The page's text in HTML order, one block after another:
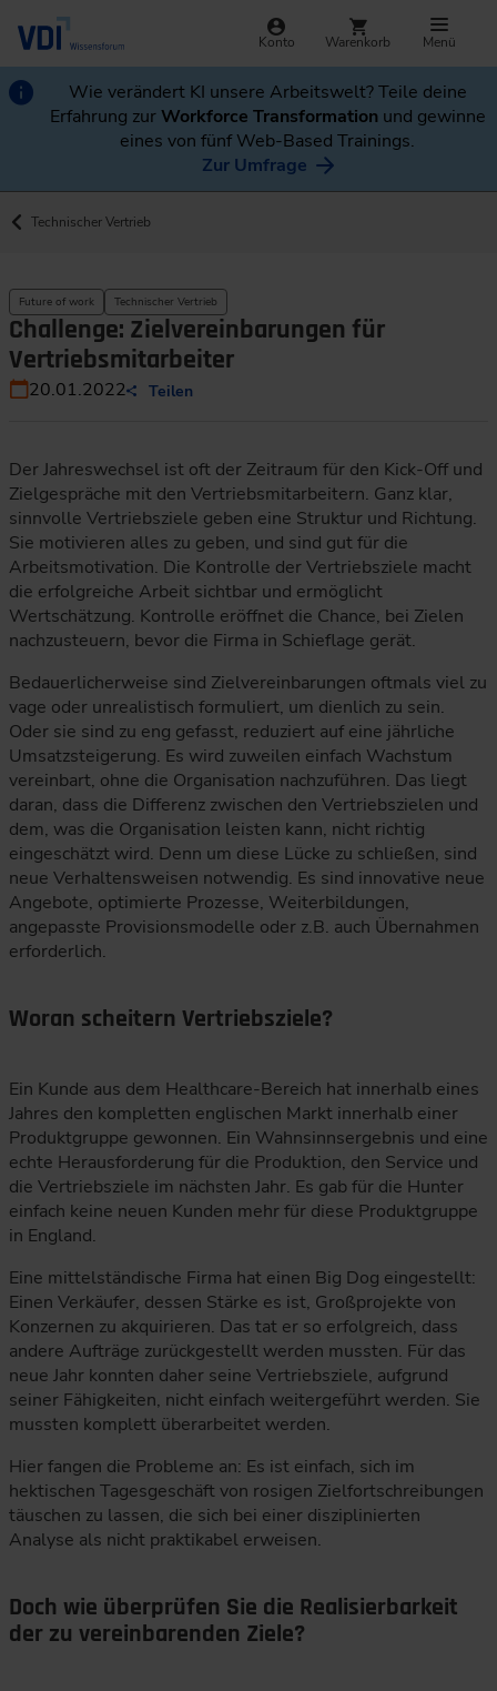
Konto Warenkorb Menü
Wie verändert KI unsere Arbeitswelt? Teile deine
Erfahrung zurWorkforce Transformation und gewinne
eines von fünf Web-Based Trainings.
Zur Umfrage
Technischer Vertrieb
Future of work Technischer Vertrieb
Challenge: Zielvereinbarungen für
Vertriebsmitarbeiter
20.01.2022 Teilen
Der Jahreswechsel ist oft der Zeitraum für den Kick-Off und
Zielgespräche mit den Vertriebsmitarbeitern. Ganz klar,
sinnvolle Vertriebsziele geben eine Struktur und Richtung.
Sie motivieren alles zu geben, und sind gut für die
Arbeitsmotivation. Die Kontrolle der Vertriebsziele macht
die erfolgreiche Arbeit sichtbar und ermöglicht
Wertschätzung. Kontrolle eröffnet die Chance, bei Zielen
nachzusteuern, bevor die Firma in Schieflage gerät.
Bedauerlicherweise sind Zielvereinbarungen oftmals viel zu
vage oder unrealistisch formuliert, um dienlich zu sein.
Oder sie sind zu eng gefasst, reduziert auf eine jährliche
Umsatzsteigerung. Es wird zuweilen einfach Wachstum
vereinbart, ohne die Organisation nachzuführen. Das liegt
daran, dass die Differenz zwischen den Vertriebszielen und
dem, was die Organisation leisten kann, nicht richtig
eingeschätzt wird. Denn um diese Lücke zu schließen, sind
neue Verhaltensweisen notwendig. Es sind innovative neue
Angebote, optimierte Prozesse, Weiterbildungen,
angepasste Provisionsmodelle oder z.B. auch Übernahmen
erforderlich.
Woran scheitern Vertriebsziele?
Ein Kunde aus dem Healthcare-Bereich hat innerhalb eines
Jahres den kompletten englischen Markt innerhalb einer
Produktgruppe gewonnen. Ein Wahnsinnsergebnis und eine
echte Herausforderung für die Produktion, den Service und
die Vertriebsziele im nächsten Jahr. Es gab für die Hunter
einfach keine neuen Kunden mehr für diese Produktgruppe
in England.
Eine mittelständische Firma hat einen Big Dog eingestellt:
Einen Verkäufer, dessen Stärke es ist, Großprojekte von
Konzernen zu akquirieren. Das tat er so erfolgreich, dass
andere Aufträge zurückgestellt werden mussten. Für das
neue Jahr konnten daher seine Vertriebsziele, aufgrund
seiner Fähigkeiten, nicht einfach weitergeführt werden. Sie
mussten komplett überarbeitet werden.
Hier fangen die Probleme an: Es ist einfach, sich im
hektischen Tagesgeschäft von rosigen Zielfortschreibungen
täuschen zu lassen, die sich bei einer disziplinierten
Analyse als nicht praktikabel erweisen.
Doch wie überprüfen Sie die Realisierbarkeit
der zu vereinbarenden Ziele?